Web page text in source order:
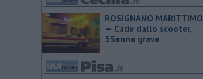
ROSIGNANO MARITTIMO
— Cade dallo scooter,
55enne grave